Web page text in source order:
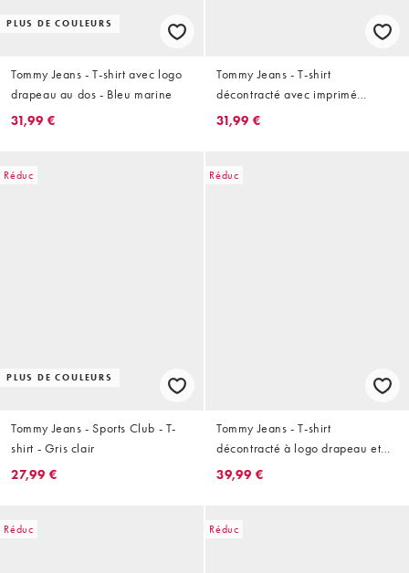
PLUS DE COULEURS
Tommy Jeans - T-shirt avec logo
drapeau au dos - Bleu marine
31,99 €
Tommy Jeans - T-shirt
décontracté avec imprimé
fantaisie au dos - Kaki
31,99 €
Réduc
PLUS DE COULEURS
Tommy Jeans - Sports Club - T-
shirt - Gris clair
27,99 €
Réduc
Tommy Jeans - T-shirt
décontracté à logo drapeau et
rayures - Jaune
39,99 €
Réduc Réduc